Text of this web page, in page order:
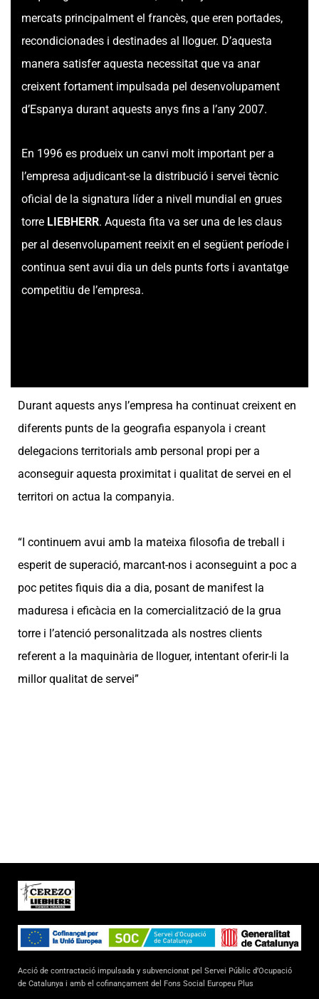
mercats principalment el francès, que eren portades,
recondicionades i destinades al lloguer. D’aquesta
manera satisfer aquesta necessitat que va anar
creixent fortament impulsada pel desenvolupament
d’Espanya durant aquests anys fins a l’any 2007.
En 1996 es produeix un canvi molt important per a
l’empresa adjudicant-se la distribució i servei tècnic
oficial de la signatura líder a nivell mundial en grues
torre LIEBHERR. Aquesta fita va ser una de les claus
per al desenvolupament reeixit en el següent període i
continua sent avui dia un dels punts forts i avantatge
competitiu de l’empresa.
Durant aquests anys l’empresa ha continuat creixent en
diferents punts de la geografia espanyola i creant
delegacions territorials amb personal propi per a
aconseguir aquesta proximitat i qualitat de servei en el
territori on actua la companyia.
“I continuem avui amb la mateixa filosofia de treball i
esperit de superació, marcant-nos i aconseguint a poc a
poc petites fiquis dia a dia, posant de manifest la
maduresa i eficàcia en la comercialització de la grua
torre i l’atenció personalitzada als nostres clients
referent a la maquinària de lloguer, intentant oferir-li la
millor qualitat de servei”
Acció de contractació impulsada y subvencionat pel Servei Públic d’Ocupació
de Catalunya i amb el cofinançament del Fons Social Europeu Plus